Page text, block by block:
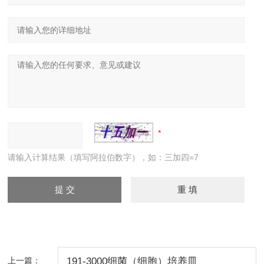
请输入计算结果（填写阿拉伯数字），如：三加四=7
上一篇： 191-3000细菌（细胞）培养皿